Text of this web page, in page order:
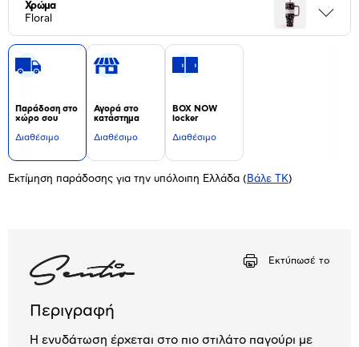
Χρώμα
Floral
Παράδοση στο
χώρο σου
Διαθέσιμο
Αγορά στο
κατάστημα
Διαθέσιμο
BOX NOW
locker
Διαθέσιμο
Εκτίμηση παράδοσης για την υπόλοιπη Ελλάδα ( Βάλε ΤΚ)
Εκτύπωσέ το
Περιγραφή
Η ενυδάτωση έρχεται στο πιο στιλάτο παγούρι με